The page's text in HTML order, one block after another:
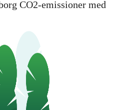
CO2-emissioner med